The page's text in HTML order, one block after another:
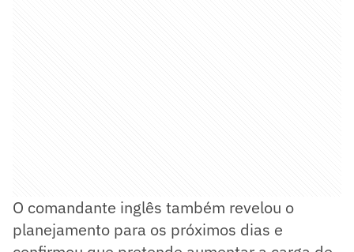
O comandante inglês também revelou o
planejamento para os próximos dias e